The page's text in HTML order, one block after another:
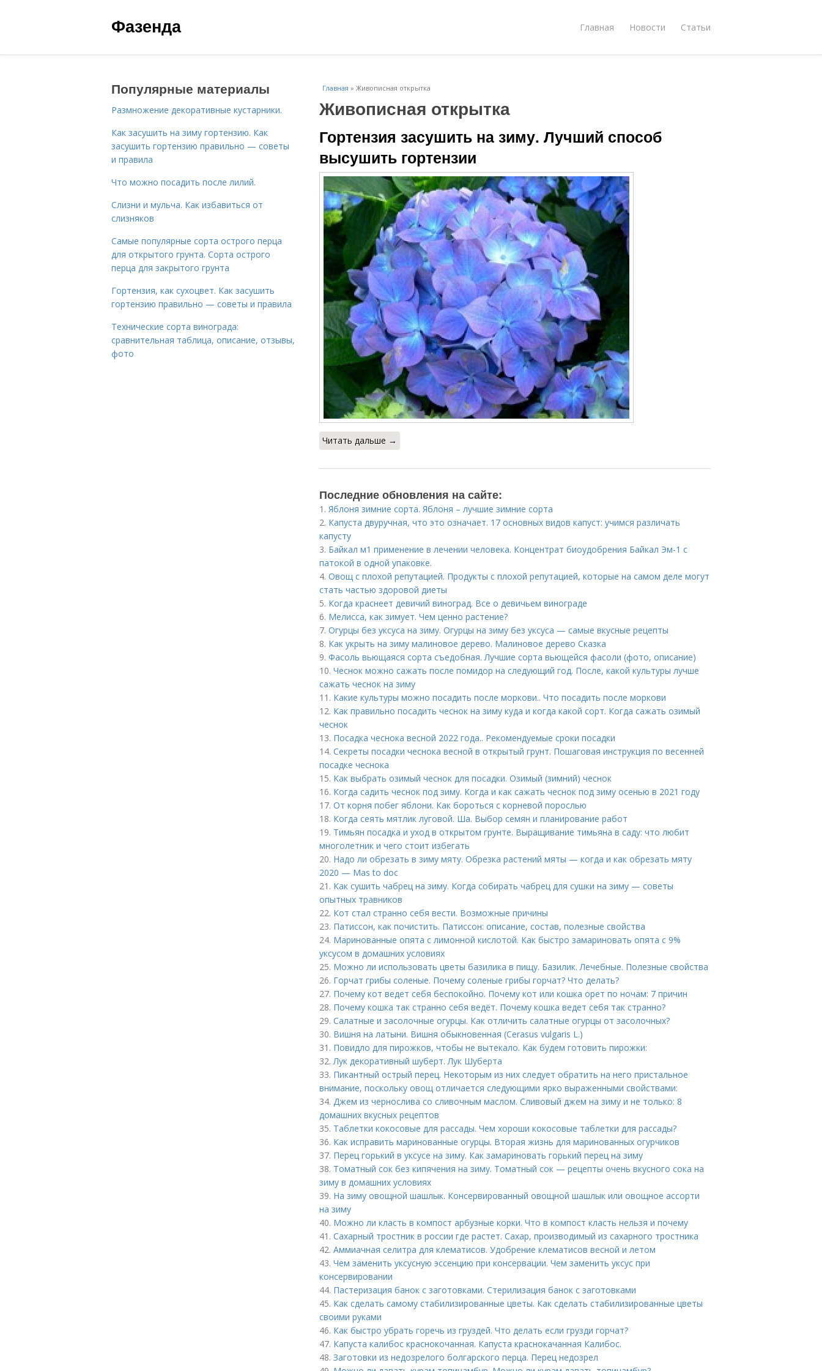
Фазенда Главная Новости Статьи
Главная » Живописная открытка
Живописная открытка
Гортензия засушить на зиму. Лучший способ
высушить гортензии
Читать дальше →
Последние обновления на сайте:
1. Яблоня зимние сорта. Яблоня – лучшие зимние сорта
2. Капуста двуручная, что это означает. 17 основных видов капуст: учимся различать
капусту
3. Байкал м1 применение в лечении человека. Концентрат биоудобрения Байкал Эм-1 с
патокой в одной упаковке.
4. Овощ с плохой репутацией. Продукты с плохой репутацией, которые на самом деле могут
стать частью здоровой диеты
5. Когда краснеет девичий виноград. Все о девичьем винограде
6. Мелисса, как зимует. Чем ценно растение?
7. Огурцы без уксуса на зиму. Огурцы на зиму без уксуса — самые вкусные рецепты
8. Как укрыть на зиму малиновое дерево. Малиновое дерево Сказка
9. Фасоль вьющаяся сорта съедобная. Лучшие сорта вьющейся фасоли (фото, описание)
10. Чеснок можно сажать после помидор на следующий год. После, какой культуры лучше
сажать чеснок на зиму
11. Какие культуры можно посадить после моркови.. Что посадить после моркови
12. Как правильно посадить чеснок на зиму куда и когда какой сорт. Когда сажать озимый
чеснок
13. Посадка чеснока весной 2022 года.. Рекомендуемые сроки посадки
14. Секреты посадки чеснока весной в открытый грунт. Пошаговая инструкция по весенней
посадке чеснока
15. Как выбрать озимый чеснок для посадки. Озимый (зимний) чеснок
16. Когда садить чеснок под зиму. Когда и как сажать чеснок под зиму осенью в 2021 году
17. От корня побег яблони. Как бороться с корневой порослью
18. Когда сеять мятлик луговой. Ша. Выбор семян и планирование работ
19. Тимьян посадка и уход в открытом грунте. Выращивание тимьяна в саду: что любит
многолетник и чего стоит избегать
20. Надо ли обрезать в зиму мяту. Обрезка растений мяты — когда и как обрезать мяту
2020 — Mas to doc
21. Как сушить чабрец на зиму. Когда собирать чабрец для сушки на зиму — советы
опытных травников
22. Кот стал странно себя вести. Возможные причины
23. Патиссон, как почистить. Патиссон: описание, состав, полезные свойства
24. Маринованные опята с лимонной кислотой. Как быстро замариновать опята с 9%
уксусом в домашних условиях
25. Можно ли использовать цветы базилика в пищу. Базилик. Лечебные. Полезные свойства
26. Горчат грибы соленые. Почему соленые грибы горчат? Что делать?
27. Почему кот ведет себя беспокойно. Почему кот или кошка орет по ночам: 7 причин
28. Почему кошка так странно себя ведёт. Почему кошка ведет себя так странно?
29. Салатные и засолочные огурцы. Как отличить салатные огурцы от засолочных?
30. Вишня на латыни. Вишня обыкновенная (Cerasus vulgaris L.)
31. Повидло для пирожков, чтобы не вытекало. Как будем готовить пирожки:
32.Лук декоративный шуберт. Лук Шуберта
33. Пикантный острый перец. Некоторым из них следует обратить на него пристальное
внимание, поскольку овощ отличается следующими ярко выраженными свойствами:
34. Джем из чернослива со сливочным маслом. Сливовый джем на зиму и не только: 8
домашних вкусных рецептов
35. Таблетки кокосовые для рассады. Чем хороши кокосовые таблетки для рассады?
36. Как исправить маринованные огурцы. Вторая жизнь для маринованных огурчиков
37. Перец горький в уксусе на зиму. Как замариновать горький перец на зиму
38. Томатный сок без кипячения на зиму. Томатный сок — рецепты очень вкусного сока на
зиму в домашних условиях
39. На зиму овощной шашлык. Консервированный овощной шашлык или овощное ассорти
на зиму
40. Можно ли класть в компост арбузные корки. Что в компост класть нельзя и почему
41. Сахарный тростник в россии где растет. Сахар, производимый из сахарного тростника
42. Аммиачная селитра для клематисов. Удобрение клематисов весной и летом
43. Чем заменить уксусную эссенцию при консервации. Чем заменить уксус при
консервировании
44. Пастеризация банок с заготовками. Стерилизация банок с заготовками
45. Как сделать самому стабилизированные цветы. Как сделать стабилизированные цветы
своими руками
46. Как быстро убрать горечь из груздей. Что делать если грузди горчат?
47. Капуста калибос краснокочанная. Капуста краснокачанная Калибос.
48. Заготовки из недозрелого болгарского перца. Перец недозрел
Популярные материалы
Размножение декоративные кустарники.
Как засушить на зиму гортензию. Как
засушить гортензию правильно — советы
и правила
Что можно посадить после лилий.
Слизни и мульча. Как избавиться от
слизняков
Самые популярные сорта острого перца
для открытого грунта. Сорта острого
перца для закрытого грунта
Гортензия, как сухоцвет. Как засушить
гортензию правильно — советы и правила
Технические сорта винограда:
сравнительная таблица, описание, отзывы,
фото